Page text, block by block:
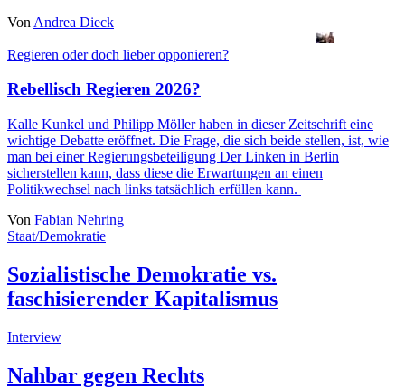
Von Andrea Dieck
Regieren oder doch lieber opponieren?
Rebellisch Regieren 2026?
Kalle Kunkel und Philipp Möllerhaben in dieser Zeitschrift eine
wichtige Debatte eröffnet. Die Frage, die sich beide stellen, ist, wie
man bei einer Regierungsbeteiligung Der Linken in Berlin
sicherstellen kann, dass diese die Erwartungen an einen
Politikwechsel nach links tatsächlich erfüllen kann.
Von Fabian Nehring
Staat/Demokratie
Sozialistische Demokratie vs.
faschisierender Kapitalismus
Interview
Nahbar gegen Rechts